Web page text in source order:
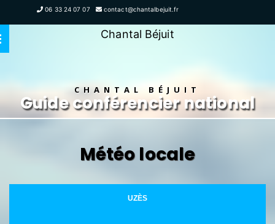
06 33 24 07 07 contact@chantalbejuit.fr
Chantal Béjuit
CHANTAL BÉJUIT
Guide conférencier national
Météo locale